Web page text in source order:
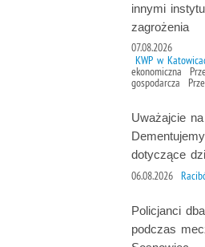
innymi
zagrożenia
07.08.2026
KWP w
ekonomiczna
gospodarcza
Uważajcie
dotyczące
06.08.2026
Policjanci
podczas